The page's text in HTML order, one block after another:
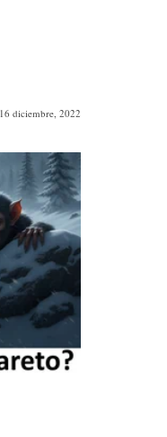
16 diciembre, 2022